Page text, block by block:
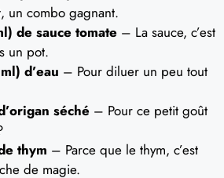
un combo gagnant.
de sauce tomate – La sauce, c’est
un pot.
d’eau – Pour diluer un peu tout
séché – Pour ce petit goût
thym – Parce que le thym, c’est
de magie.